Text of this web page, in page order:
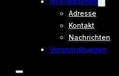
Adresse
Kontakt
Nachrichten
Veranstaltungen